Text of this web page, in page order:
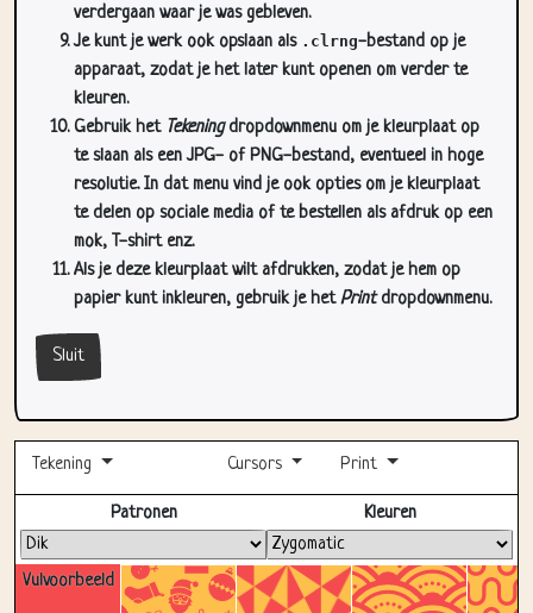
apparaat, zodat je het later kunt openen om verder te
kleuren.
Gebruik hetTekeningdropdownmenu om je kleurplaat op
te slaan als een JPG- of PNG-bestand, eventueel in hoge
resolutie. In dat menu vind je ook opties om je kleurplaat
te delen op sociale media of te bestellen als afdruk op een
mok, T-shirt enz.
Als je deze kleurplaat wilt afdrukken, zodat je hem op
papier kunt inkleuren, gebruik je het
Sluit
Vulvoorbeeld
Patronen Kleuren